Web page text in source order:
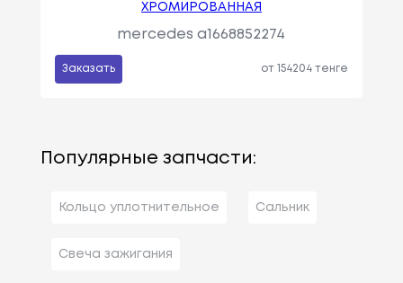
ХРОМИРОВАННАЯ
mercedes a1668852274
Заказать от 154204 тенге
Популярные запчасти:
Кольцо уплотнительное Сальник
Свеча зажигания